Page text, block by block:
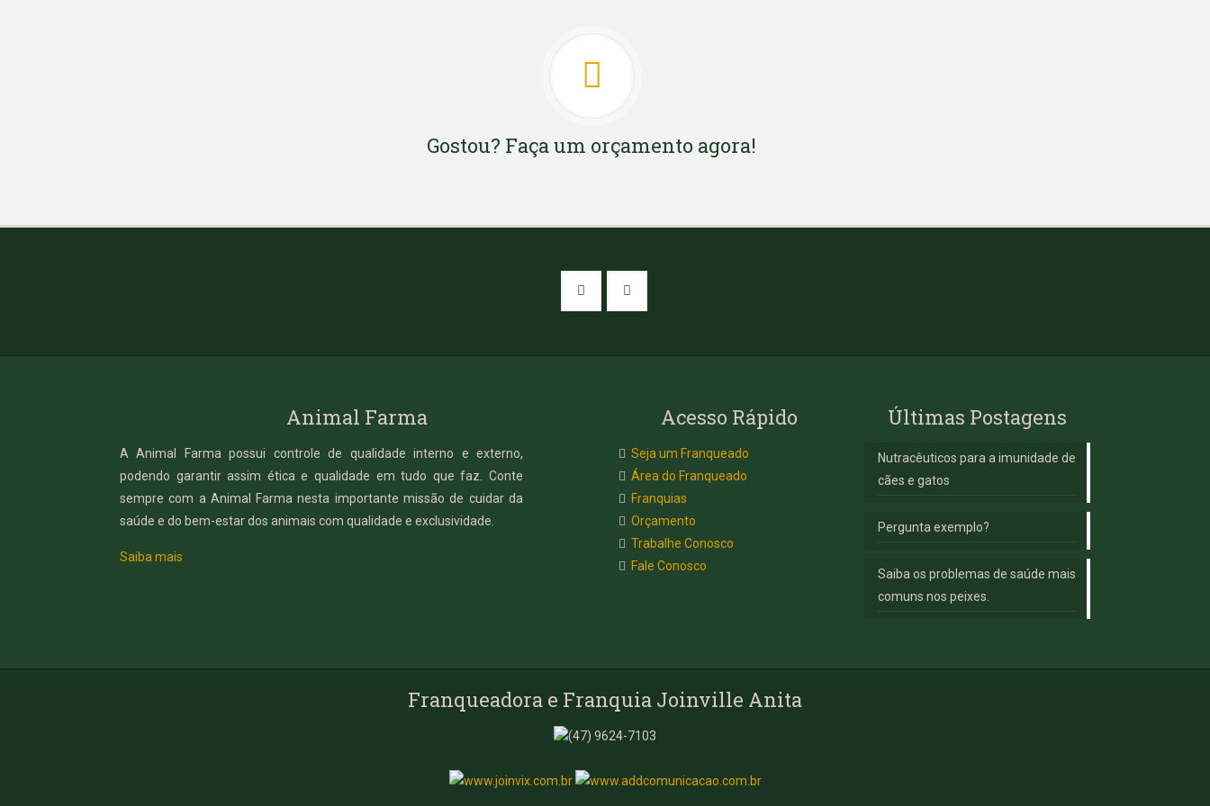
Gostou? Faça um orçamento agora!
Animal Farma
A Animal Farma possui controle de qualidade interno e externo,
podendo garantir assim ética e qualidade em tudo que faz. Conte
sempre com a Animal Farma nesta importante missão de cuidar da
saúde e do bem-estar dos animais com qualidade e exclusividade.
Saiba mais
Acesso Rápido
Seja um Franqueado
Área do Franqueado
Franquias
Orçamento
Trabalhe Conosco
Fale Conosco
Últimas Postagens
Nutracêuticos para a imunidade de
cães e gatos
Pergunta exemplo?
Saiba os problemas de saúde mais
comuns nos peixes.
Franqueadora e Franquia Joinville Anita
(47) 9624-7103